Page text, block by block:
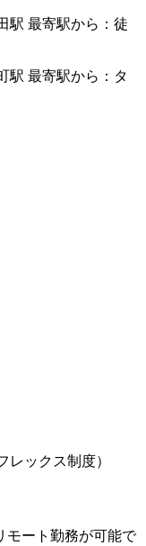
駅 最寄駅から：徒
駅 最寄駅から：タ
レックス制度）
モート勤務が可能で